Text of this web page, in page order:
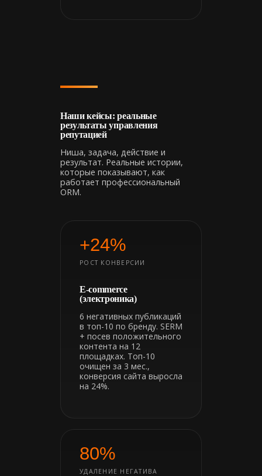
Наши кейсы: реальные
результаты управления
репутацией
Ниша, задача, действие и
результат. Реальные истории,
которые показывают, как
работает профессиональный
ORM.
+24%
РОСТ КОНВЕРСИИ
E-commerce
(электроника)
6 негативных публикаций
в топ-10 по бренду. SERM
+ посев положительного
контента на 12
площадках. Топ-10
очищен за 3 мес.,
конверсия сайта выросла
на 24%.
80%
УДАЛЕНИЕ НЕГАТИВА